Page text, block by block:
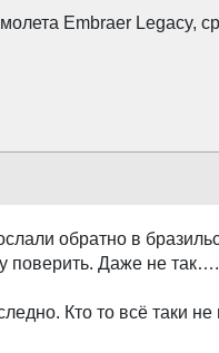
Embraer Legacy,
обратно в
Даже не так….
Кто то всё таки